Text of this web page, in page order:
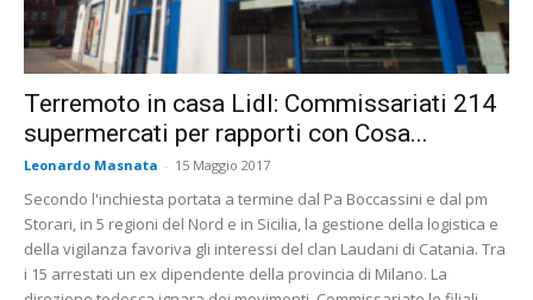
Terremoto in casa Lidl: Commissariati 214
supermercati per rapporti con Cosa...
Leonardo Masnata - 15 Maggio 2017
Secondo l'inchiesta portata a termine dal Pa Boccassini e dal pm
Storari, in 5 regioni del Nord e in Sicilia, la gestione della logistica e
della vigilanza favoriva gli interessi del clan Laudani di Catania. Tra
i 15 arrestati un ex dipendente della provincia di Milano. La